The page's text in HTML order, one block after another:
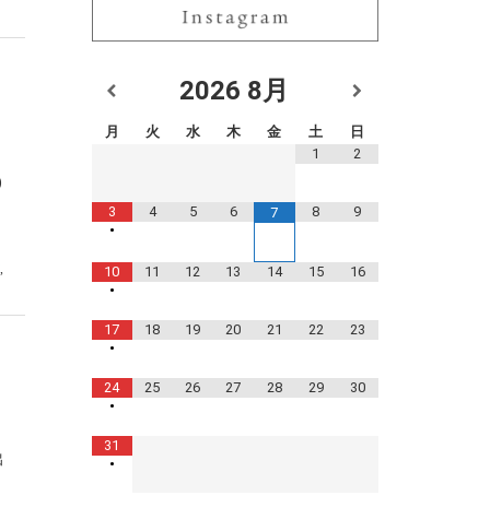
,
2026 8月
月 火 水 木 金 土
日
1
2
3
•
4 5 6 7 8 9
10
•
11 12 13 14 15 16
17
•
18 19 20 21 22 23
24
•
25 26 27 28 29 30
31
•